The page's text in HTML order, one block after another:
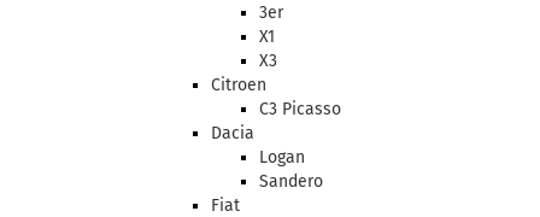
3er
X1
X3
Citroen
C3 Picasso
Dacia
Logan
Sandero
Fiat